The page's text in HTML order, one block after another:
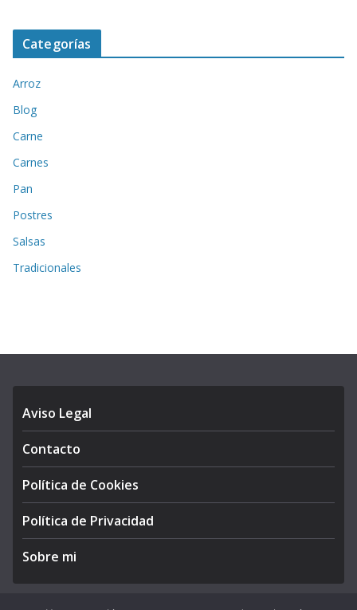
Categorías
Arroz
Blog
Carne
Carnes
Pan
Postres
Salsas
Tradicionales
Aviso Legal
Contacto
Política de Cookies
Política de Privacidad
Sobre mi